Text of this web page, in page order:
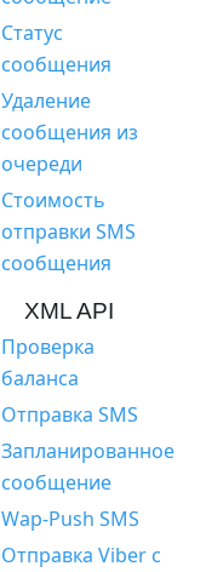
Статус
сообщения
Удаление
сообщения из
очереди
Стоимость
отправки SMS
сообщения
XML API
Проверка
баланса
Отправка SMS
Запланированное
сообщение
Wap-Push SMS
Отправка Viber с